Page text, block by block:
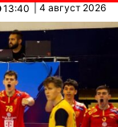
| 4 август 2026
13:40